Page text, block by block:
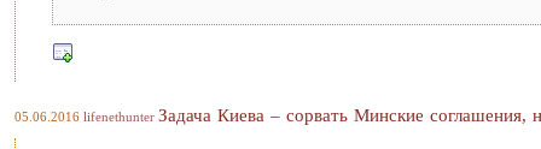
05.06.2016 lifenethunter Задача Киева – сорвать Минские соглашения,